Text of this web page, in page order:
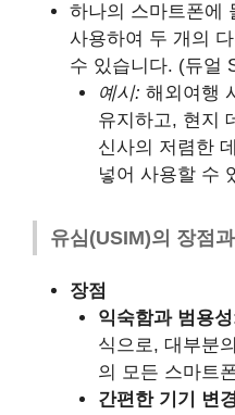
하나의 스마트폰에
사용하여 두 개의
수 있습니다. (듀얼
예시: 해외여행
유지하고, 현지
신사의 저렴한
넣어 사용할 수
유심(USIM)의 장점
장점
익숙함과 범용
식으로, 대부분
의 모든 스마트
간편한 기기 변